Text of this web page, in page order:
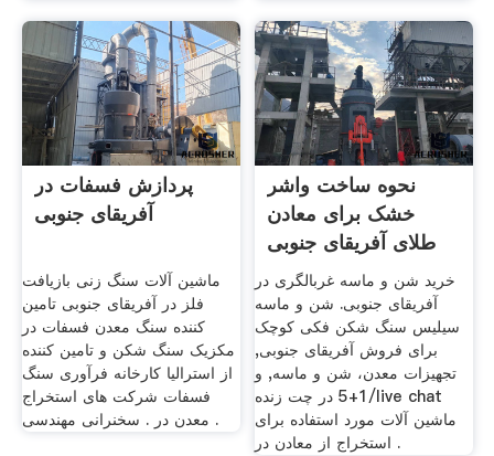
پردازش فسفات در
آفریقای جنوبی
ماشین آلات سنگ زنی بازیافت
فلز در آفریقای جنوبی تامین
کننده سنگ معدن فسفات در
مکزیک سنگ شکن و تامین کننده
از استرالیا کارخانه فرآوری سنگ
فسفات شرکت های استخراج
معدن در . سخنرانی مهندسی .
نحوه ساخت واشر
خشک برای معادن
طلای آفریقای جنوبی
خرید شن و ماسه غربالگری در
آفریقای جنوبی. شن و ماسه
سیلیس سنگ شکن فکی کوچک
برای فروش آفریقای جنوبی,
تجهیزات معدن، شن و ماسه, و
1+5 در چت زنده/live chat
ماشین آلات مورد استفاده برای
استخراج از معادن در .